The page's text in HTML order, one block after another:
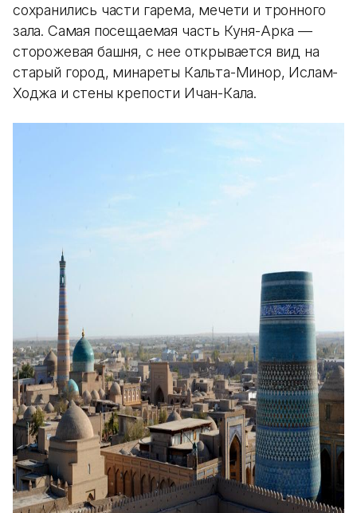
сохранились части гарема, мечети и тронного
зала. Самая посещаемая часть Куня-Арка —
сторожевая башня, с нее открывается вид на
старый город, минареты Кальта-Минор, Ислам-
Ходжа и стены крепости Ичан-Кала.